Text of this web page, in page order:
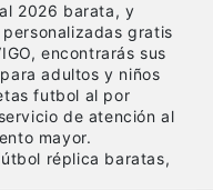
2026 barata, y
gratis
encontrarás sus
para adultos y niños
futbol al por
de atención al
mayor.
réplica baratas,